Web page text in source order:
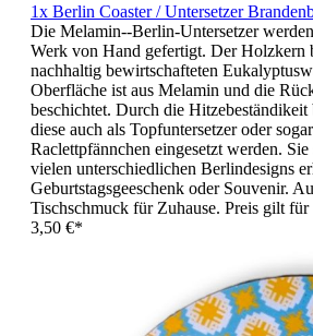
1x Berlin Coaster / Untersetzer
Die Melamin--Berlin-Untersetzer
Werk von Hand gefertigt. Der Holzkern
nachhaltig bewirtschafteten
Oberfläche ist aus Melamin und die
beschichtet. Durch die
diese auch als Topfuntersetzer oder
Raclettpfännchen eingesetzt werden.
vielen unterschiedlichen Berlindesigns
Geburtstagsgeeschenk oder Souvenir.
Tischschmuck für Zuhause. Preis gilt für
3,50 €*